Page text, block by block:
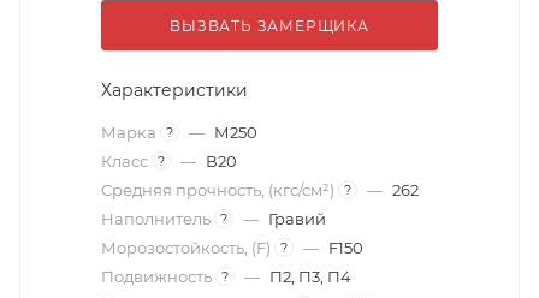
ВЫЗВАТЬ ЗАМЕРЩИКА
Характеристики
Марка ? — М250
Класс ? — В20
Средняя прочность, (кгс/см²)
? — 262
Наполнитель ? — Гравий
Морозостойкость, (F)
? — F150
Подвижность ? — П2, П3, П4